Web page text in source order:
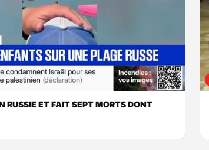
RUSSIE ET FAIT SEPT MORTS DONT